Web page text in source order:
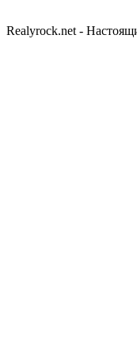
Realyrock.net -